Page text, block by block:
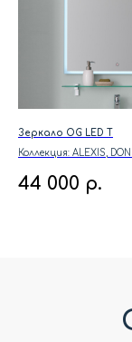
Зеркало OG LED T
Коллекция: ALEXIS,
44 000 р.